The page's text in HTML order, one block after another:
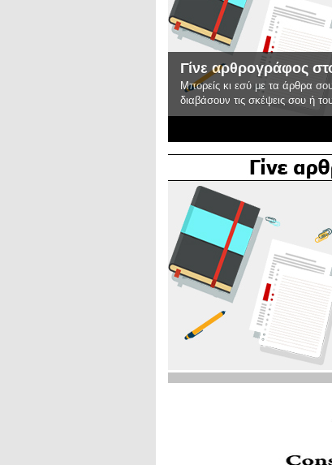
Γίνε αρθρογράφος
Μπορείς κι εσύ με τα άρθρα
διαβάσουν τις σκέψεις σου ή